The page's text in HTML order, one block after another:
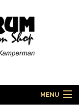
MENU